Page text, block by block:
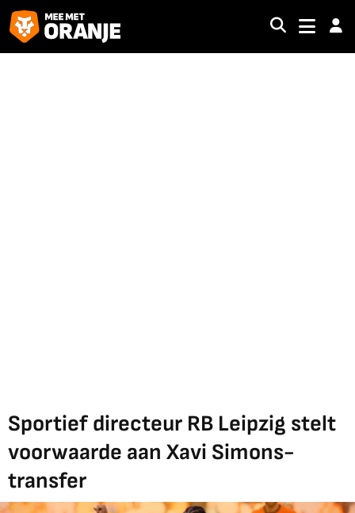
Sportief directeur RB Leipzig stelt
voorwaarde aan Xavi Simons-
transfer